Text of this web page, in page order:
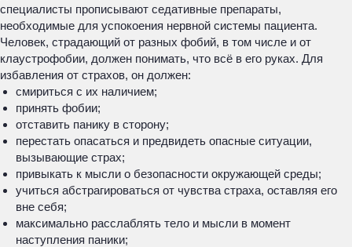
специалисты прописывают седативные препараты,
необходимые для успокоения нервной системы пациента.
Человек, страдающий от разных фобий, в том числе и от
клаустрофобии, должен понимать, что всё в его руках. Для
избавления от страхов, он должен:
смириться с их наличием;
принять фобии;
отставить панику в сторону;
перестать опасаться и предвидеть опасные ситуации,
вызывающие страх;
привыкать к мысли о безопасности окружающей среды;
учиться абстрагироваться от чувства страха, оставляя его
вне себя;
максимально расслаблять тело и мысли в момент
наступления паники;